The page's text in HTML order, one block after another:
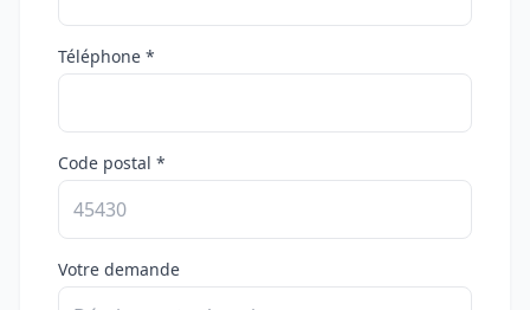
Téléphone *
Code postal *
Votre demande